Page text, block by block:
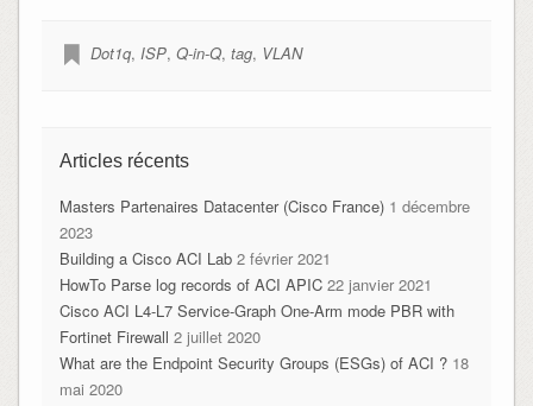
Dot1q, ISP, Q-in-Q, tag, VLAN
Articles récents
Masters Partenaires Datacenter (Cisco France) 1 décembre
2023
Building a Cisco ACI Lab 2 février 2021
HowTo Parse log records of ACI APIC 22 janvier 2021
Cisco ACI L4-L7 Service-Graph One-Arm mode PBR with
Fortinet Firewall 2 juillet 2020
What are the Endpoint Security Groups (ESGs) of ACI ? 18
mai 2020